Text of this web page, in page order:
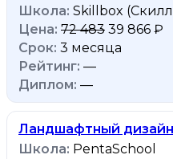
Skillbox
72 483 39 866 ₽
3 месяца
—
—
Ландшафтный
PentaSchool